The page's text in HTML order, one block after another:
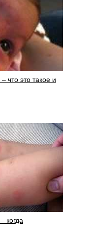
что это такое и
когда